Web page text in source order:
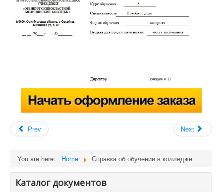
Prev Next
You are here: Home Справка об обучении в колледже
Каталог документов